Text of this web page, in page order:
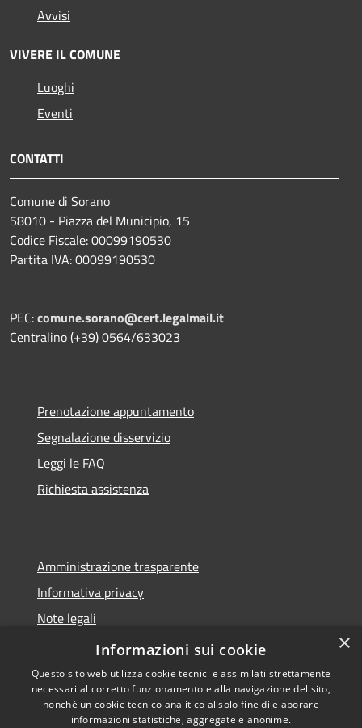
Avvisi
VIVERE IL COMUNE
Luoghi
Eventi
CONTATTI
Comune di Sorano
58010 - Piazza del Municipio, 15
Codice Fiscale: 00099190530
Partita IVA: 00099190530
PEC:comune.sorano@cert.legalmail.it
Centralino (+39) 0564/633023
Prenotazione appuntamento
Segnalazione disservizio
Leggi le FAQ
Richiesta assistenza
Amministrazione trasparente
Informativa privacy
Note legali
Dichiarazione di accessibilità
Copyright © 2026 • Comune di
×
Informazioni sui cookie
Questo sito web utilizza cookie tecnici e assimilati strettamente
necessari al corretto funzionamento e alla navigazione del sito,
nonché un cookie tecnico analitico al solo fine di elaborare
informazioni statistiche, aggregate e anonime.